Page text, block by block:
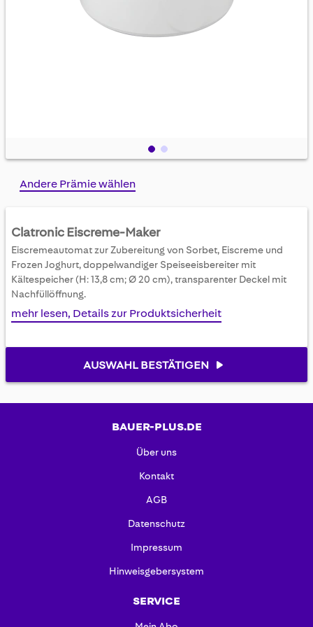
Skip
the
beginning
of
the
images
gallery
Andere Prämie wählen
Clatronic Eiscreme-Maker
Eiscremeautomat zur Zubereitung von Sorbet, Eiscreme und
Frozen Joghurt, doppelwandiger Speiseeisbereiter mit
Kältespeicher (H: 13,8 cm; Ø 20 cm), transparenter Deckel mit
Nachfüllöffnung.
mehr lesen, Details zur Produktsicherheit
AUSWAHL BESTÄTIGEN
BAUER-PLUS.DE
Über uns
Kontakt
AGB
Datenschutz
Impressum
Hinweisgebersystem
SERVICE